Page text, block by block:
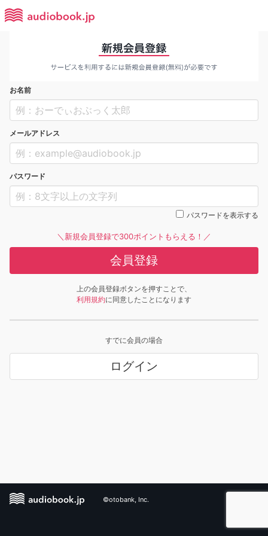
お名前
メールアドレス
パスワード
パスワードを表示する
＼新規会員登録で300ポイントもらえる！／
会員登録
上の会員登録ボタンを押すことで、
利用規約に同意したことになります
すでに会員の場合
ログイン
©otobank, Inc.